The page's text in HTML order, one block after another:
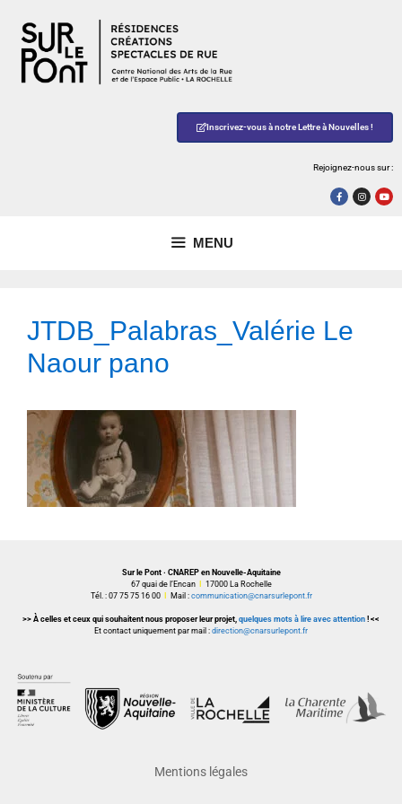
Inscrivez-vous à notre Lettre à Nouvelles !
Rejoignez-nous sur :
MENU
JTDB_Palabras_Valérie Le
Naour pano
Sur le Pont · CNAREP en Nouvelle-Aquitaine
67 quai de l’Encan
17000 La Rochelle
Tél. : 07 75 75 16 00
Mail : communication@cnarsurlepont.fr
>> À celles et ceux qui souhaitent nous proposer leur projet, quelques mots à lire avec attention ! <<
Et contact uniquement par mail : direction@cnarsurlepont.fr
Mentions légales